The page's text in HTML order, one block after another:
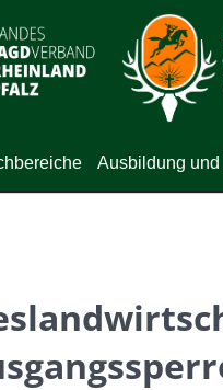
Ausbildung und